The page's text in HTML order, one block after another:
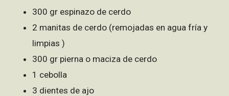
300 gr espinazo de cerdo
2 manitas de cerdo (remojadas en agua fría y
limpias )
300 gr pierna o maciza de cerdo
1 cebolla
3 dientes de ajo